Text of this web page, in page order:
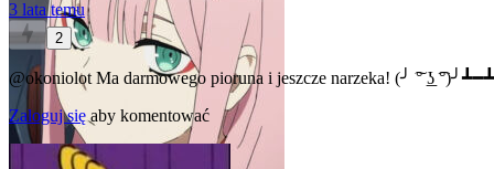
3 lata temu
2
@okoniolot Ma darmowego pioruna i jeszcze narzeka! (╯ ͠° ͟ʖ ͡°)╯┻━┻
Zaloguj się aby komentować